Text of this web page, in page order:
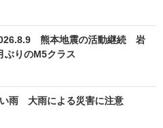
熊本地震の活動継続 岩
ぶりのM5クラス
雨 大雨による災害に注意